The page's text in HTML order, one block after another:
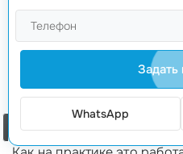
Сфокусироваться на
время будет направлено на
технические вопросы.
конкурентные
обновление и
остальных.
Задать
WhatsApp
Заказать звонок